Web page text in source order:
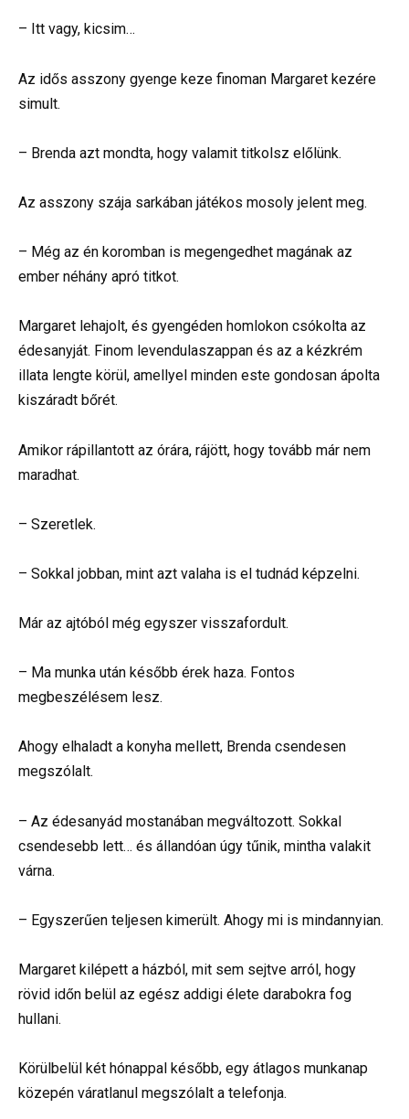
– Itt vagy, kicsim…
Az idős asszony gyenge keze finoman Margaret kezére
simult.
– Brenda azt mondta, hogy valamit titkolsz előlünk.
Az asszony szája sarkában játékos mosoly jelent meg.
– Még az én koromban is megengedhet magának az
ember néhány apró titkot.
Margaret lehajolt, és gyengéden homlokon csókolta az
édesanyját. Finom levendulaszappan és az a kézkrém
illata lengte körül, amellyel minden este gondosan ápolta
kiszáradt bőrét.
Amikor rápillantott az órára, rájött, hogy tovább már nem
maradhat.
– Szeretlek.
– Sokkal jobban, mint azt valaha is el tudnád képzelni.
Már az ajtóból még egyszer visszafordult.
– Ma munka után később érek haza. Fontos
megbeszélésem lesz.
Ahogy elhaladt a konyha mellett, Brenda csendesen
megszólalt.
– Az édesanyád mostanában megváltozott. Sokkal
csendesebb lett… és állandóan úgy tűnik, mintha valakit
várna.
– Egyszerűen teljesen kimerült. Ahogy mi is mindannyian.
Margaret kilépett a házból, mit sem sejtve arról, hogy
rövid időn belül az egész addigi élete darabokra fog
hullani.
Körülbelül két hónappal később, egy átlagos munkanap
közepén váratlanul megszólalt a telefonja.